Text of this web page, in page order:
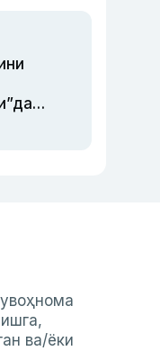
ва/ёки